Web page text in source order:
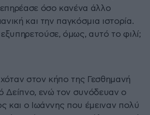
όσο κανένα άλλο
και την παγκόσμια ιστορία.
όμως, αυτό το φιλί;
στον κήπο της Γεσθημανή
Δείπνο, ενώ τον συνόδευαν ο
και ο Ιωάννης που έμειναν πολύ